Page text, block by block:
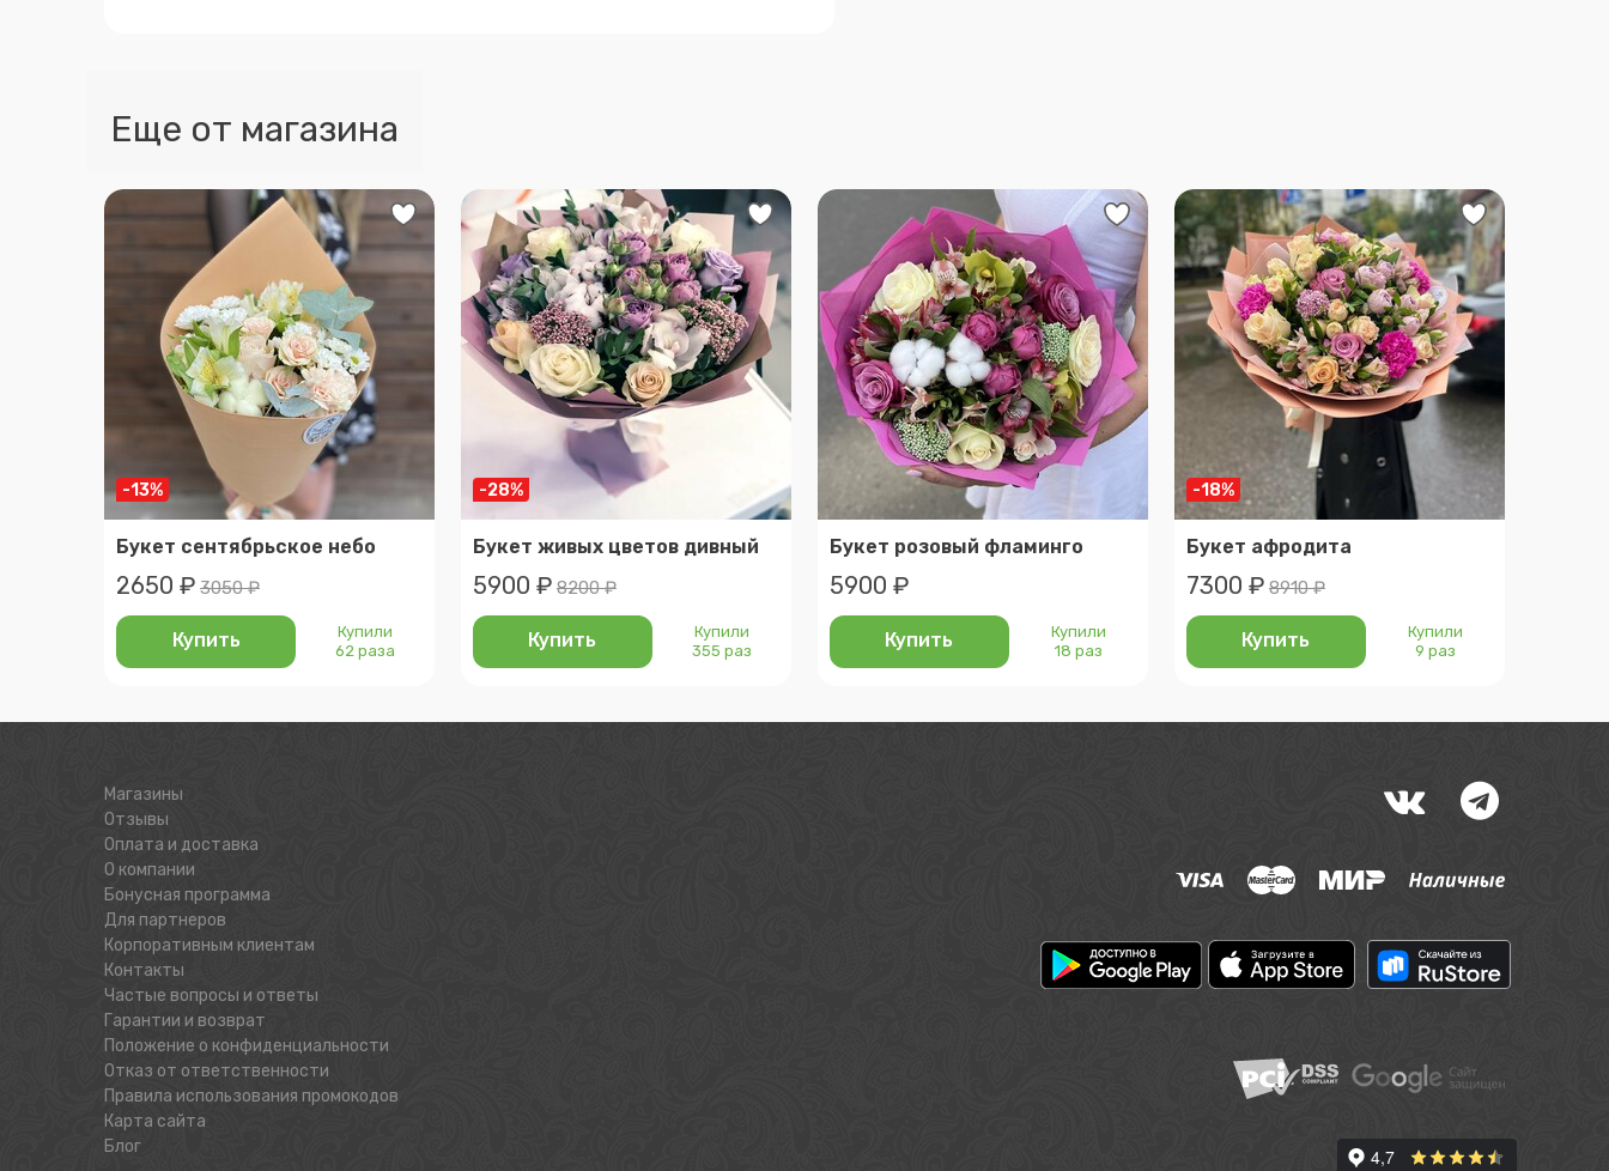
Еще от магазина
-13%
Букет сентябрьское небо
2650 ₽ 3050 ₽
Купить
Купили
62 раза
-28%
Букет живых цветов дивный
5900 ₽ 8200 ₽
Купить
Купили
355 раз
Букет розовый фламинго
5900 ₽
Купить
Купили
18 раз
-18%
Букет афродита
7300 ₽ 8910 ₽
Купить
Купили
9 раз
Магазины
Отзывы
Оплата и доставка
О компании
Бонусная программа
Для партнеров
Корпоративным клиентам
Контакты
Частые вопросы и ответы
Гарантии и возврат
Положение о конфиденциальности
Отказ от ответственности
Правила использования промокодов
Карта сайта
Блог